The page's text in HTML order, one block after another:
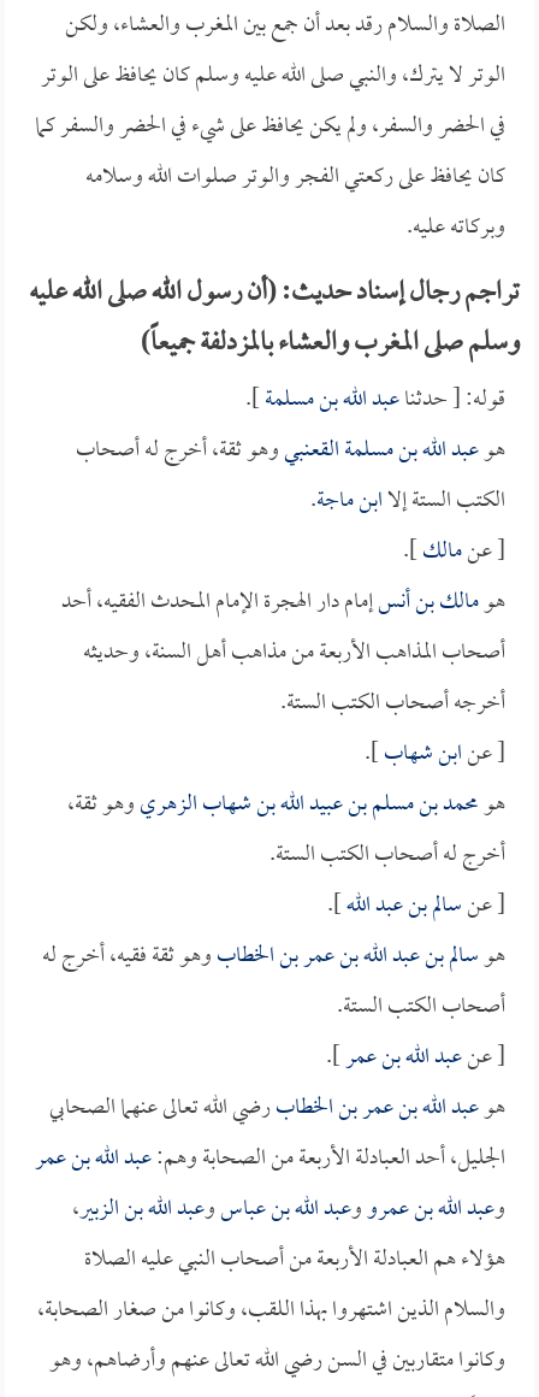
الصلاة والسلام رقد بعد أن جمع بين المغرب والعشاء، ولكن
الوتر لا يترك، والنبي صلى الله عليه وسلم كان يحافظ على الوتر
في الحضر والسفر، ولم يكن يحافظ على شيء في الحضر والسفر كما
كان يحافظ على ركعتي الفجر والوتر صلوات الله وسلامه
وبركاته عليه.
تراجم رجال إسناد حديث: (أن رسول الله صلى الله عليه
وسلم صلى المغرب والعشاء بالمزدلفة جميعاً)
قوله: [ حدثناعبد الله بن مسلمة].
هوعبد الله بن مسلمة القعنبيوهو ثقة، أخرج له أصحاب
الكتب الستة إلاابن ماجة.
[ عنمالك].
هومالك بن أنسإمام دار الهجرة الإمام المحدث الفقيه، أحد
أصحاب المذاهب الأربعة من مذاهب أهل السنة، وحديثه
أخرجه أصحاب الكتب الستة.
[ عنابن شهاب].
هومحمد بن مسلم بن عبيد الله بن شهاب الزهريوهو ثقة،
أخرج له أصحاب الكتب الستة.
[ عنسالم بن عبد الله].
هوسالم بن عبد الله بن عمر بن الخطابوهو ثقة فقيه، أخرج له
أصحاب الكتب الستة.
[ عنعبد الله بن عمر].
هوعبد الله بن عمر بن الخطابرضي الله تعالى عنهما الصحابي
الجليل، أحد العبادلة الأربعة من الصحابة وهم:عبد الله بن عمر
وعبد الله بن عمرووعبد الله بن عباسوعبد الله بن الزبير،
هؤلاء هم العبادلة الأربعة من أصحاب النبي عليه الصلاة
والسلام الذين اشتهروا بهذا اللقب، وكانوا من صغار الصحابة،
وكانوا متقاربين في السن رضي الله تعالى عنهم وأرضاهم، وهو